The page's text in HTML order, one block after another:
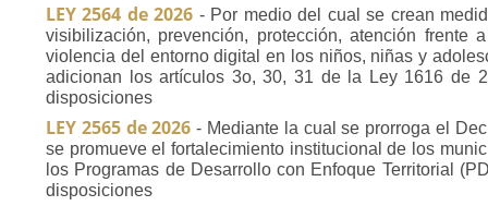
LEY 2564 de 2026 - Por medio del cual se crean
visibilización, prevención, protección, atención frente
violencia del entorno digital en los niños, niñas y
adicionan los artículos 3o, 30, 31 de la Ley 1616 de
disposiciones
LEY 2565 de 2026 - Mediante la cual se prorroga el
se promueve el fortalecimiento institucional de los
los Programas de Desarrollo con Enfoque Territorial
disposiciones